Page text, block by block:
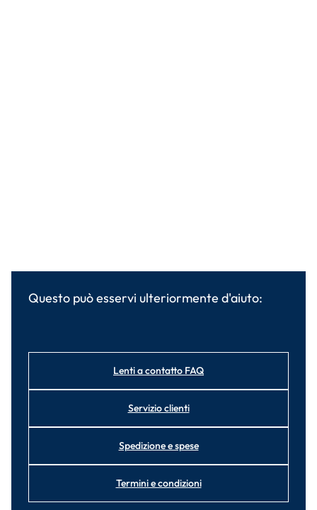
Questo può esservi ulteriormente d'aiuto:
Lenti a contatto FAQ
Servizio clienti
Spedizione e spese
Termini e condizioni